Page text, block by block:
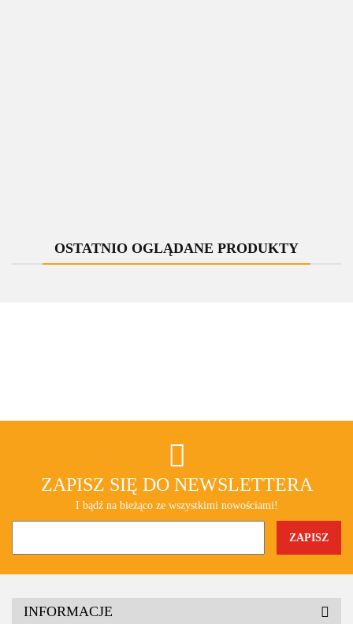
OSTATNIO OGLĄDANE PRODUKTY
ZAPISZ SIĘ DO NEWSLETTERA
I bądź na bieżąco ze wszystkimi nowościami!
INFORMACJE